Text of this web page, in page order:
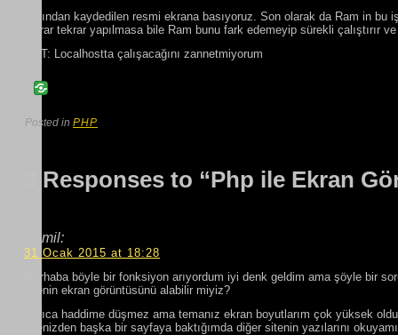
Ardından kaydedilen resmi ekrana basıyoruz. Son olarak da Ram in
tekrar tekrar yapılmasa bile Ram bunu fark edemeyip sürekli çalıştırır
NOT: Localhostta çalışacağını zannetmiyorum
Posted in PHP
3 Responses to “Php ile Ekran
Kamil:
31 Ocak 2015 at 18:28
Merhaba böyle bir fonksiyon arıyordum iyi denk geldim ama şöyle bir
sitenin ekran görüntüsünü alabilir miyiz?
Ayrıca haddime düşmez ama temanız ekran boyutlarım çok yüksek
sitenizden başka bir sayfaya baktığımda diğer sitenin yazılarını